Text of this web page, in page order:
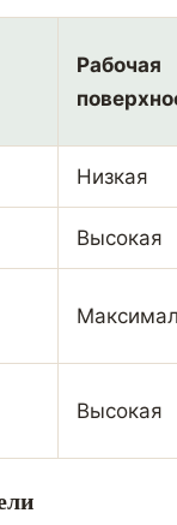
Рабочая
Низкая
Высокая
Высокая